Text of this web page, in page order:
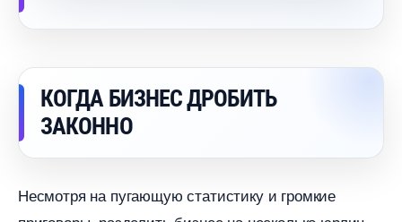
КОГДА БИЗНЕС ДРОБИТЬ
ЗАКОННО
Несмотря на пугающую статистику и громкие